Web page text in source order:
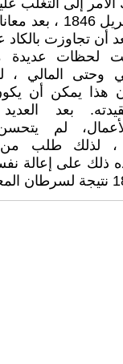
إلى التغلب
في يوم الأحد 5
أن تجاوزت بالكاد
لحظات عديدة
وحتى المالي
هذا يمكن أن
بعد
لم
لذلك طلب من
ذلك على إعالة